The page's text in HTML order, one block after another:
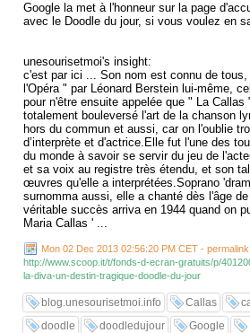
Google la met à l'honneur sur la page
avec le Doodle du jour, si vous voulez en
unesourisetmoi's insight:
c'est par ici ... Son nom est connu de
l'Opéra " par Léonard Berstein lui-même,
pour n'être ensuite appelée que " La
totalement bouleversé l'art de la chanson
hors du commun et aussi, car on l'oublie
d’interprète et d'actrice.Elle fut l'une des
du monde à savoir se servir du jeu de
et sa voix au registre très étendu, et son
œuvres qu'elle a interprétées.Soprano
surnomma aussi, elle a chanté dès l'âge
véritable succès arriva en 1944 quand on
Maria Callas ' ...
Mon 02 Dec 2013 02:56:20 PM CET - permalink
http://www.scoop.it/t/fonds-d-ecran-gratuits/p/
la-diva-un-destin-tragique-doodle-du-jour
blog.unesourisetmoi.info Callas
doodle
doodledujour Google